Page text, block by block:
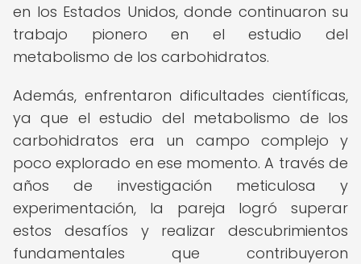
en los Estados Unidos, donde continuaron su
trabajo pionero en el estudio del
metabolismo de los carbohidratos.
Además, enfrentaron dificultades científicas,
ya que el estudio del metabolismo de los
carbohidratos era un campo complejo y
poco explorado en ese momento. A través de
años de investigación meticulosa y
experimentación, la pareja logró superar
estos desafíos y realizar descubrimientos
fundamentales que contribuyeron